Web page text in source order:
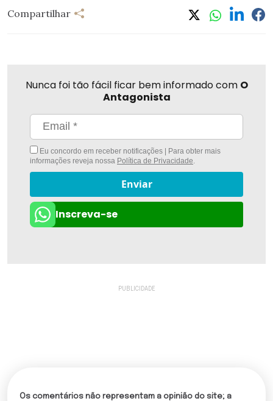
Compartilhar
Nunca foi tão fácil ficar bem informado com O
Antagonista
Eu concordo em receber notificações | Para obter mais
informações reveja nossa Política de Privacidade
Enviar
Inscreva-se
Os comentários não representam a opinião do site; a